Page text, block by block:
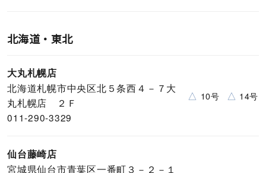
北海道・東北
大丸札幌店
北海道札幌市中央区北５条西４－７大
丸札幌店 ２Ｆ
011-290-3329
△ 10号 △ 14号
仙台藤崎店
宮城県仙台市青葉区一番町３－２－１